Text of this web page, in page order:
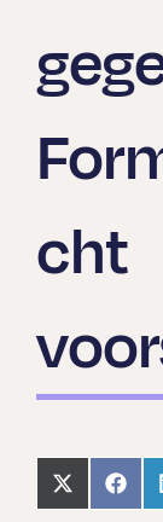
cht
Share
on
Share
on